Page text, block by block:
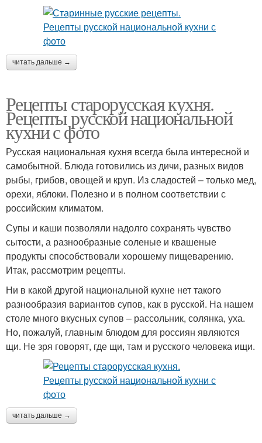
читать дальше →
Рецепты старорусская кухня.
Рецепты русской национальной
кухни с фото
Русская национальная кухня всегда была интересной и
самобытной. Блюда готовились из дичи, разных видов
рыбы, грибов, овощей и круп. Из сладостей – только мед,
орехи, яблоки. Полезно и в полном соответствии с
российским климатом.
Супы и каши позволяли надолго сохранять чувство
сытости, а разнообразные соленые и квашеные
продукты способствовали хорошему пищеварению.
Итак, рассмотрим рецепты.
Ни в какой другой национальной кухне нет такого
разнообразия вариантов супов, как в русской. На нашем
столе много вкусных супов – рассольник, солянка, уха.
Но, пожалуй, главным блюдом для россиян являются
щи. Не зря говорят, где щи, там и русского человека ищи.
читать дальше →